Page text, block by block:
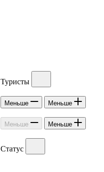
Туристы
Меньше Меньше
Меньше Меньше
Статус